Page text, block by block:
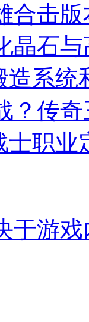
合击
晶石
造系统
？传
士职
于游